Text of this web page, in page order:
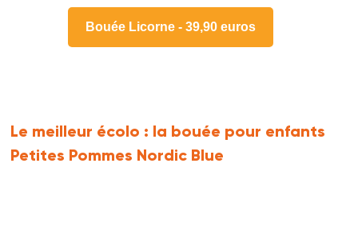
Bouée Licorne - 39,90 euros
Le meilleur écolo : la bouée pour enfants
Petites Pommes Nordic Blue